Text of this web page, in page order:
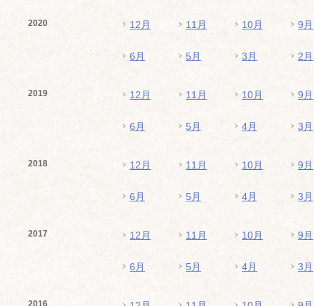
2020 12月 11月 10月 9月
6月 5月 3月 2月
2019 12月 11月 10月 9月
6月 5月 4月 3月
2018 12月 11月 10月 9月
6月 5月 4月 3月
2017 12月 11月 10月 9月
6月 5月 4月 3月
2016